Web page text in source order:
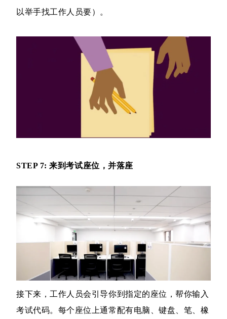
以举手找工作人员要）。
STEP 7: 来到考试座位，并落座
接下来，工作人员会引导你到指定的座位，帮你输入
考试代码。每个座位上通常配有电脑、键盘、笔、橡